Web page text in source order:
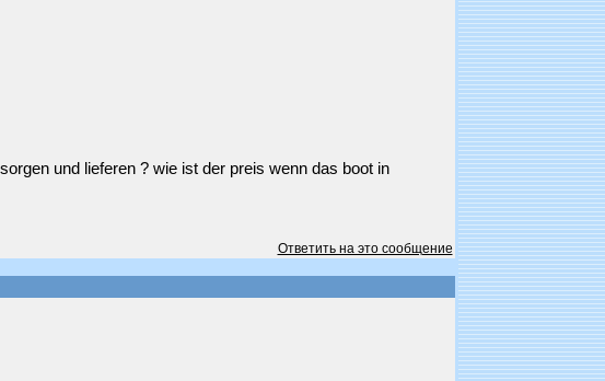
und lieferen ? wie ist der preis wenn das boot in
Ответить на это сообщение